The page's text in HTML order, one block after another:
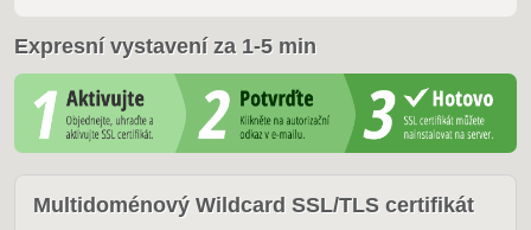
Expresní vystavení za 1-5 min
Multidoménový Wildcard SSL/TLS certifikát